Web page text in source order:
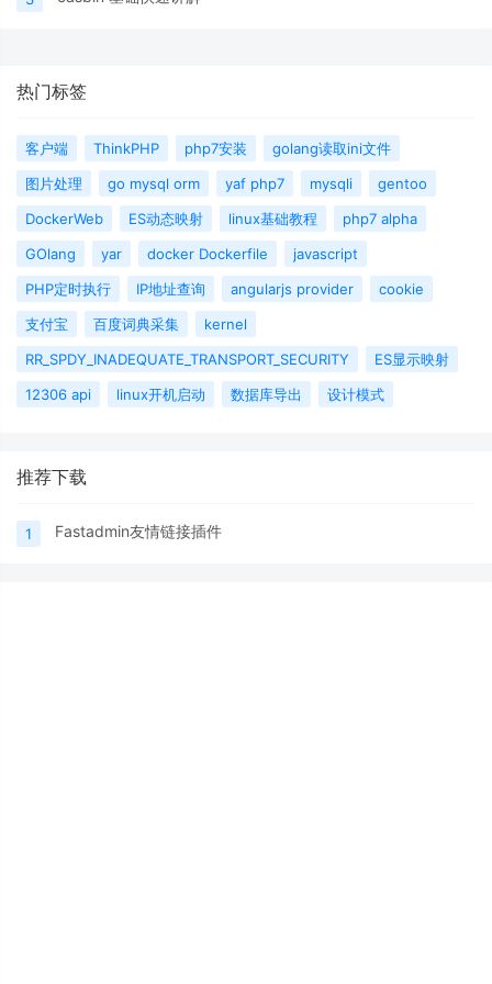
热门标签
客户端 ThinkPHP php7安装
golang读取ini文件
图片处理
go mysql orm yaf php7 mysqli
gentoo
DockerWeb
ES动态映射 linux基础教程
php7 alpha
GOlang
yar docker Dockerfile
javascript
PHP定时执行
IP地址查询 angularjs provider
cookie
支付宝
百度词典采集
kernel
RR_SPDY_INADEQUATE_TRANSPORT_SECURITY
ES显示映射
12306 api
linux开机启动 数据库导出 设计模式
推荐下载
1 Fastadmin友情链接插件